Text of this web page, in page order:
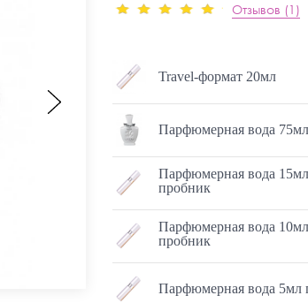
Отзывов (1)
Travel-формат 20мл
Парфюмерная вода 75мл
Парфюмерная вода 15мл
пробник
Парфюмерная вода 10мл
пробник
Парфюмерная вода 5мл